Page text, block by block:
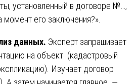
установленный в договоре №…,
его заключения?».
данных. Эксперт запрашивает
на объект (кадастровый
Изучает договор